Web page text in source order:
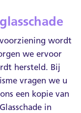
wordt
we ervoor
hersteld. Bij
vragen we u
een kopie van
in